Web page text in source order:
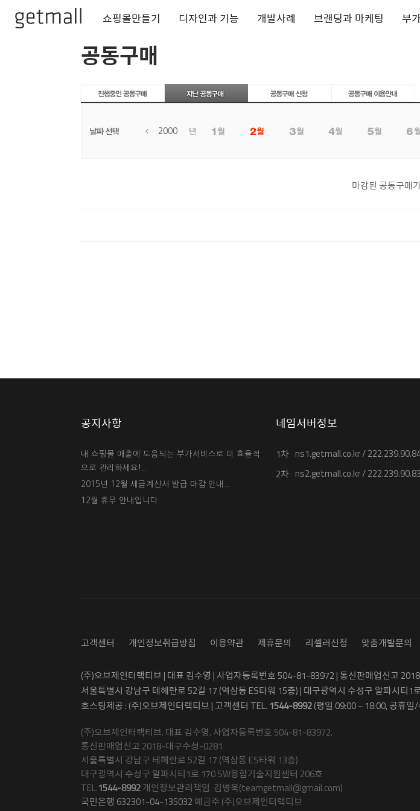
쇼핑몰만들기 디자인과 기능 개발사례 브랜딩과 마케팅 부
공동구매
2000
마감된 공동구매
공지사항
내 쇼핑몰 매출에 도움되는 부가서비스로 더 효율적
으로 관리하세요!...
2015년 12월 세금계산서 발급 마감 안내...
12월 휴무 안내입니다
네임서버정보
1차 ns1.getmall.co.kr /
2차 ns2.getmall.co.kr / 222.239.90.83
고객센터 개인정보취급방침 이용약관 제휴문의 리셀러신청 맞춤개발문의
(주)오브제인터랙티브 | 대표 김수영 | 사업자등록번호 504-81-83972 | 통신판매업신고
서울특별시 강남구 테헤란로 52길 17 (역삼동 ES타워 15층) | 대구광역시 수성구 알파시티1
호스팅제공 : (주)오브제인터랙티브 | 고객센터 TEL. 1544-8992(평일 09:00 ~ 18:00, 공휴
(주)오브제인터랙티브. 대표 김수영. 사업자등록번호 504-81-83972.
통신판매업신고 2018-대구수성-0281
서울특별시 강남구 테헤란로 52길 17 (역삼동 ES타워 13층)
대구광역시 수성구 알파시티1로 170 SW융합기술지원센터 206호
TEL.1544-8992개인정보관리책임. 김병욱(teamgetmall@gmail.com)
국민은행 632301-04-135032 예금주 (주)오브제인터랙티브